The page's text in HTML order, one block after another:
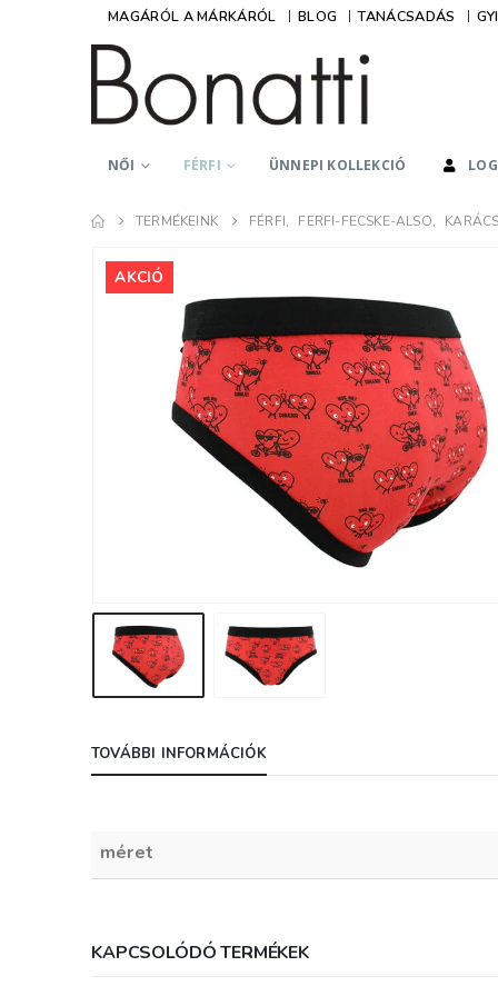
MAGÁRÓL A MÁRKÁRÓL BLOG TANÁCSADÁS
NŐI FÉRFI ÜNNEPI KOLLEKCIÓ
TERMÉKEINK FÉRFI, FERFI-FECSKE-ALSO,
AKCIÓ
TOVÁBBI INFORMÁCIÓK
méret
tőletek rendelek,
lehet betelni a
termékeivel,
mindegyiket
imádom. Lehet ez
teljes kollekció
van a Tőletek, de
hirtelen ennyit
elővenni! :)
Egy csodás nyári
jár nekem, és
csodás
hogy ilyen szuper
KAPCSOLÓDÓ TERMÉKEK